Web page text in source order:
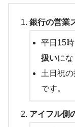
銀行の営業
平日15時
扱いにな
土日祝の
です。
アイフル側